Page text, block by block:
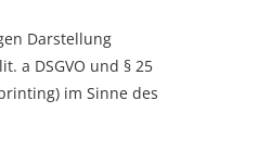
Darstellung
a DSGVO und § 25
im Sinne des